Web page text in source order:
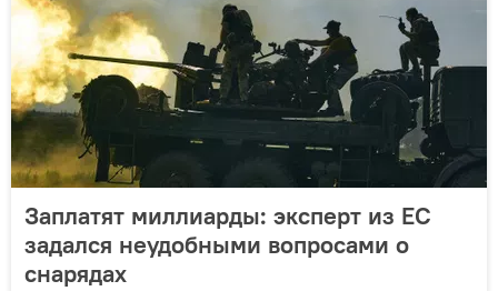
Заплатят миллиарды: эксперт из ЕС
задался неудобными вопросами о
снарядах